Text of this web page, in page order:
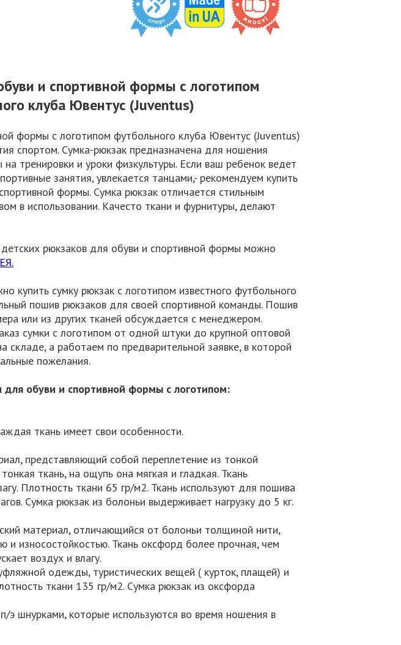
и спортивной формы с логотипом
клуба Ювентус (Juventus)
формы с логотипом футбольного клуба Ювентус (Juventus)
спортом. Сумка-рюкзак предназначена для ношения
тренировки и уроки физкультуры. Если ваш ребенок ведет
занятия, увлекается танцами,- рекомендуем купить
формы. Сумка рюкзак отличается стильным
в использовании. Качесто ткани и фурнитуры, делают
рюкзаков для обуви и спортивной формы можно
купить сумку рюкзак с логотипом известного футбольного
пошив рюкзаков для своей спортивной команды. Пошив
или из других тканей обсуждается с менеджером.
сумки с логотипом от одной штуки до крупной оптовой
а работаем по предварительной заявке, в которой
пожелания.
для обуви и спортивной формы с логотипом:
ткань имеет свои особенности.
представляющий собой переплетение из тонкой
ткань, на ощупь она мягкая и гладкая. Ткань
Плотность ткани 65 гр/м2. Ткань используют для пошива
Сумка рюкзак из болоньи выдерживает нагрузку до 5 кг.
материал, отличающийся от болоньи толщиной нити,
и износостойкостью. Ткань оксфорд более прочная, чем
воздух и влагу.
одежды, туристических вещей ( курток, плащей) и
ткани 135 гр/м2. Сумка рюкзак из оксфорда
э шнурками, которые используются во время ношения в